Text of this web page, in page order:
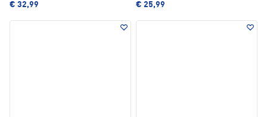
€ 32,99 € 25,99